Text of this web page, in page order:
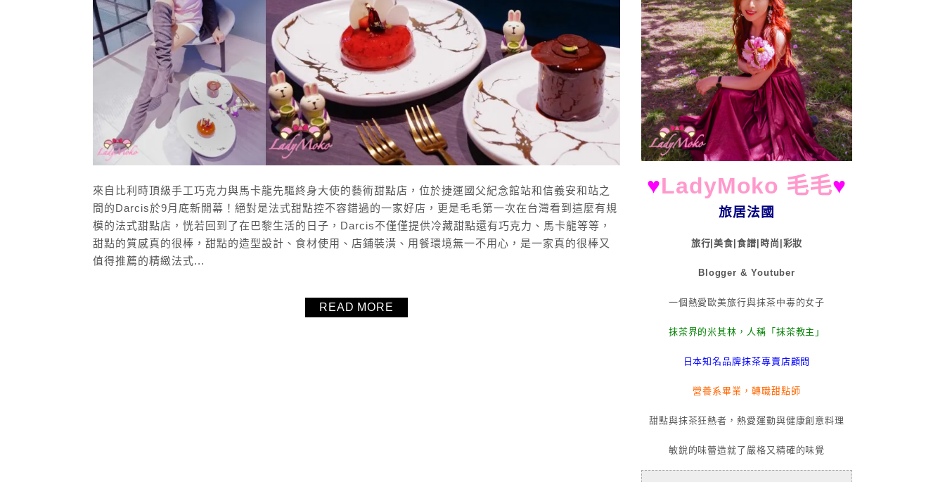
來自比利時頂級手工巧克力與馬卡龍先驅終身大使的藝術甜點店，位於捷運國父紀念館站和信義安和站之
間的Darcis於9月底新開幕！絕對是法式甜點控不容錯過的一家好店，更是毛毛第一次在台灣看到這麼有規
模的法式甜點店，恍若回到了在巴黎生活的日子，Darcis不僅僅提供冷藏甜點還有巧克力、馬卡龍等等，
甜點的質感真的很棒，甜點的造型設計、食材使用、店鋪裝潢、用餐環境無一不用心，是一家真的很棒又
值得推薦的精緻法式...
READ MORE
♥LadyMoko 毛毛♥
旅居法國
旅行|美食|食譜|時尚|彩妝
Blogger & Youtuber
一個熱愛歐美旅行與抹茶中毒的女子
抹茶界的米其林，人稱「抹茶教主」
日本知名品牌抹茶專賣店顧問
營養系畢業，轉職甜點師
甜點與抹茶狂熱者，熱愛運動與健康創意料理
敏銳的味蕾造就了嚴格又精確的味覺